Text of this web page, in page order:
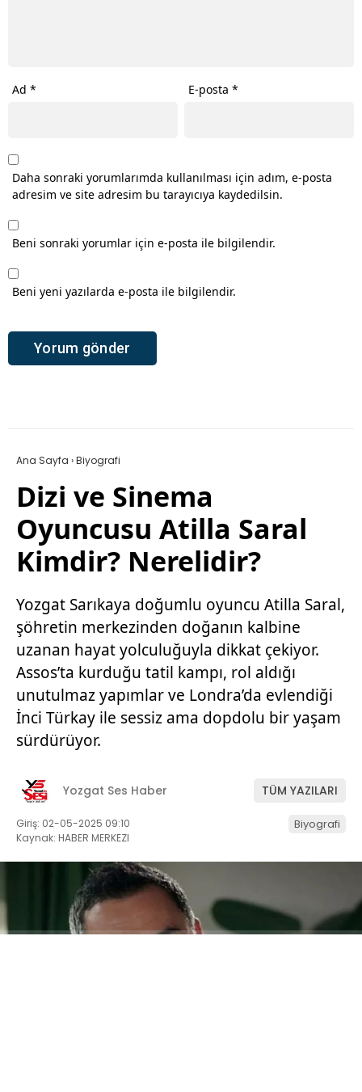
Ad * E-posta*
Daha sonraki yorumlarımda kullanılması için adım, e-posta
adresim ve site adresim bu tarayıcıya kaydedilsin.
Beni sonraki yorumlar için e-posta ile bilgilendir.
Beni yeni yazılarda e-posta ile bilgilendir.
Ana Sayfa ›Biyografi
Dizi ve Sinema
Oyuncusu Atilla Saral
Kimdir? Nerelidir?
Yozgat Sarıkaya doğumlu oyuncu Atilla Saral,
şöhretin merkezinden doğanın kalbine
uzanan hayat yolculuğuyla dikkat çekiyor.
Assos’ta kurduğu tatil kampı, rol aldığı
unutulmaz yapımlar ve Londra’da evlendiği
İnci Türkay ile sessiz ama dopdolu bir yaşam
sürdürüyor.
Yozgat Ses Haber TÜM YAZILARI
Giriş: 02-05-2025 09:10
Kaynak: HABER MERKEZI
Biyografi